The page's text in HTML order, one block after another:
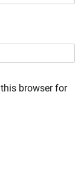
browser for